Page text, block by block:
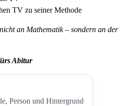
TV zu seiner Methode
an Mathematik – sondern an der
Abitur
Person und Hintergrund